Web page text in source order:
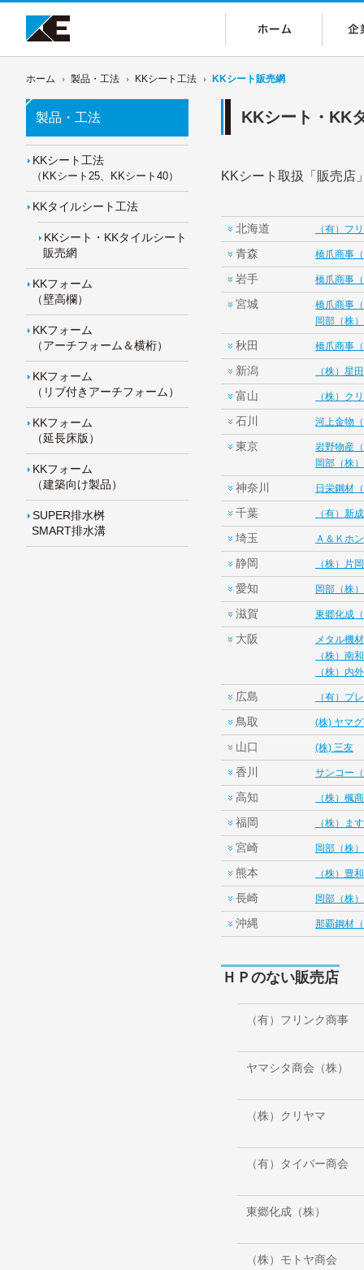
ホーム 製品・工法 KKシート工法 KKシート販売網
KKシート・KK
KKシート取扱「販売店
北海道 （有）フ
青森 橋爪商事
岩手 橋爪商事
宮城
橋爪商事
岡部（株
秋田 橋爪商事
新潟 （株）星
富山 （株）ク
石川 河上金物
東京
岩野物産
岡部（株
神奈川 日栄鋼材
千葉 （有）新
埼玉 Ａ＆Ｋホ
静岡 （株）片
愛知 岡部（株
滋賀 東郷化成
大阪
メタル機
（株）南
（株）内
広島 （有）プ
鳥取 (株) ヤマ
山口 (株) 三友
香川 サンコー
高知 （株）楓
福岡 （株）ま
宮崎 岡部（株
熊本 （株）豊
長崎 岡部（株
沖縄 那覇鋼材
ＨＰのない販売店
（有）フリンク商事
ヤマシタ商会（株）
（株）クリヤマ
（有）タイバー商会
東郷化成（株）
（株）モトヤ商会
製品・工法
KKシート工法
（KKシート25、KKシート40）
KKタイルシート工法
KKシート・KKタイルシート
販売網
KKフォーム
（壁高欄）
KKフォーム
（アーチフォーム＆横桁）
KKフォーム
（リブ付きアーチフォーム）
KKフォーム
（延長床版）
KKフォーム
（建築向け製品）
SUPER排水桝
SMART排水溝